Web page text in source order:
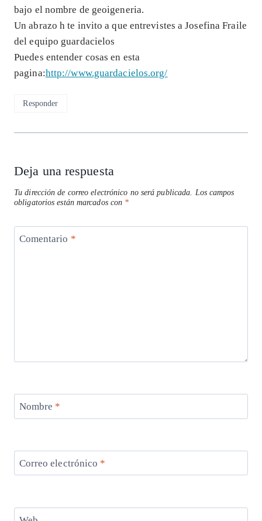
bajo el nombre de geoigeneria.
Un abrazo h te invito a que entrevistes a Josefina Fraile
del equipo guardacielos
Puedes entender cosas en esta
pagina:http://www.guardacielos.org/
Responder
Deja una respuesta
Tu dirección de correo electrónico no será publicada.
Los campos
obligatorios están marcados con *
Comentario *
Nombre *
Correo electrónico *